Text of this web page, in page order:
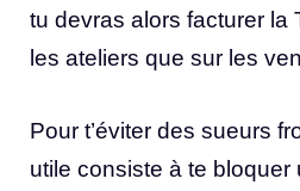
tu devras alors facturer la
les ateliers que sur les
Pour t’éviter des sueurs
utile consiste à te